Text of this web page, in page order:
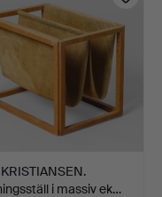
i massiv ek…